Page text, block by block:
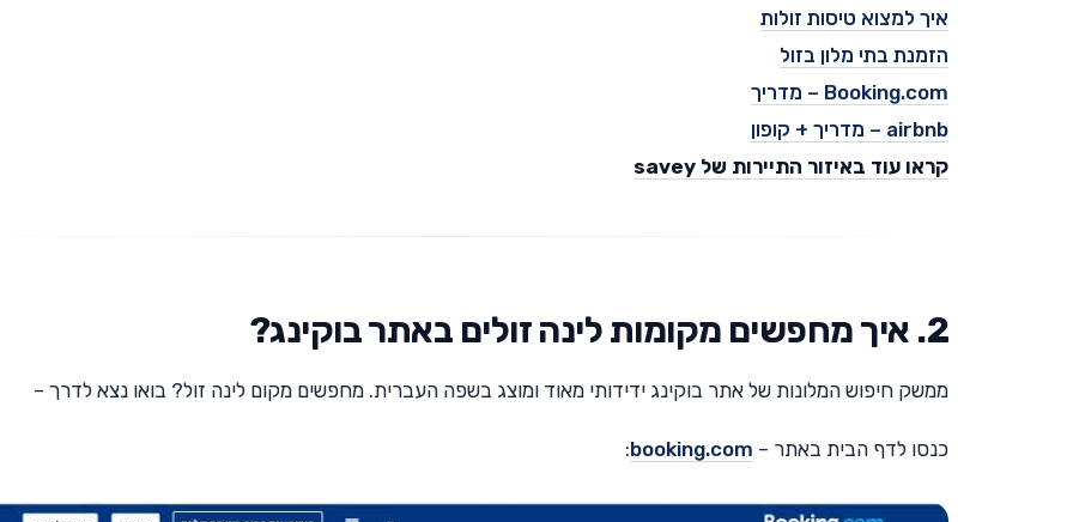
איך למצוא טיסות זולות
הזמנת בתי מלון בזול
Booking.com – מדריך
airbnb – מדריך + קופון
קראו עוד באיזור התיירות של savey
2. איך מחפשים מקומות לינה זולים באתר בוקינג?
ממשק חיפוש המלונות של אתר בוקינג ידידותי מאוד ומוצג בשפה העברית. מחפשים מקום לינה זול? בואו נצא לדרך –
כנסו לדף הבית באתר – booking.com
: